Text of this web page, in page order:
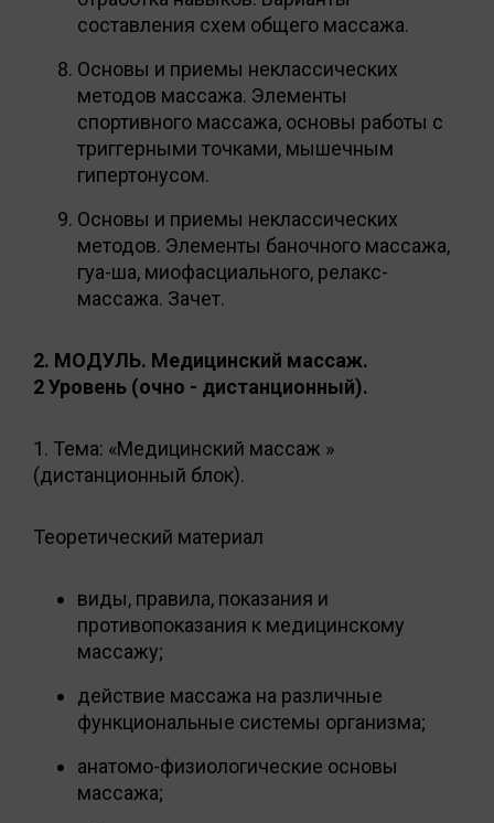
составления схем общего массажа.
Основы и приемы неклассических
методов массажа. Элементы
спортивного массажа, основы работы с
триггерными точками, мышечным
гипертонусом.
Основы и приемы неклассических
методов. Элементы баночного массажа,
гуа-ша, миофасциального, релакс-
массажа. Зачет.
2. МОДУЛЬ. Медицинский массаж.
2 Уровень (очно - дистанционный).
1. Тема: «Медицинский массаж »
(дистанционный блок).
Теоретический материал
виды, правила, показания и
противопоказания к медицинскому
массажу;
действие массажа на различные
функциональные системы организма;
анатомо-физиологические основы
массажа;